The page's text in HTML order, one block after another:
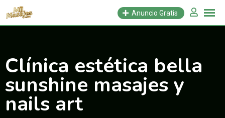
Saltar
Anuncio Gratis
Clínica estética bella
sunshine masajes y
nails art